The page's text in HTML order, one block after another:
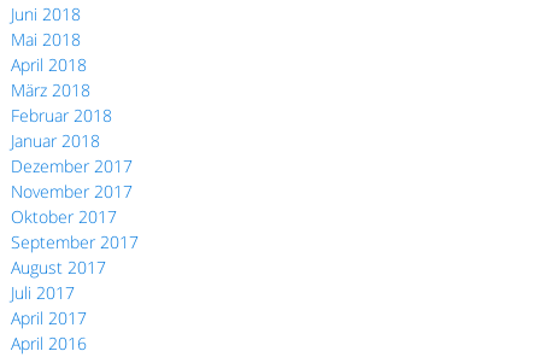
Juni 2018
Mai 2018
April 2018
März 2018
Februar 2018
Januar 2018
Dezember 2017
November 2017
Oktober 2017
September 2017
August 2017
Juli 2017
April 2017
April 2016